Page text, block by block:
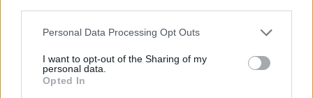
Please note that this website/app uses one or more Google
not limited to your visit or usage behaviour. You may click to
grant or deny consent to Google and its third-party tags to
use your data for below specified purposes in below Google
Personal Data Processing Opt Outs
I want to opt-out of the Sharing of my
personal data.
Opted In
αλγόριθμος
6/08/2026 - 8:47μμ